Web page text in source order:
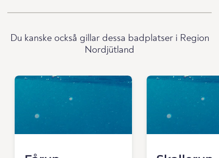
Du kanske också gillar dessa badplatser i Region
Nordjütland